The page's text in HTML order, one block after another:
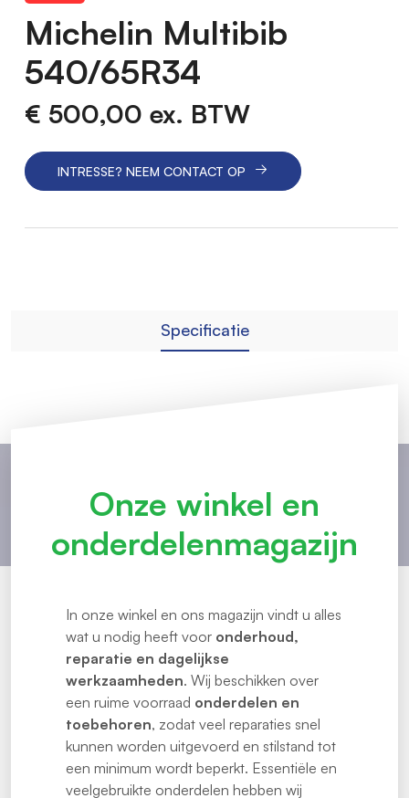
Michelin Multibib
540/65R34
€ 500,00 ex. BTW
INTRESSE? NEEM CONTACT OP
Specificatie
Onze winkel en
onderdelenmagazijn
In onze winkel en ons magazijn vindt u alles
wat u nodig heeft voor onderhoud,
reparatie en dagelijkse
werkzaamheden. Wij beschikken over
een ruime voorraad onderdelen en
toebehoren, zodat veel reparaties snel
kunnen worden uitgevoerd en stilstand tot
een minimum wordt beperkt. Essentiële en
veelgebruikte onderdelen hebben wij